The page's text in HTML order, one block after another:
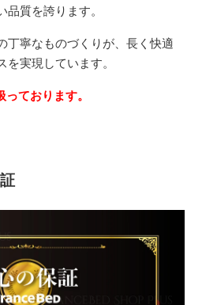
質を誇ります。
丁寧なものづくりが、長く快適
実現しています。
ております。